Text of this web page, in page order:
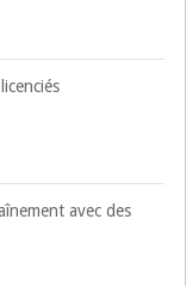
avec des